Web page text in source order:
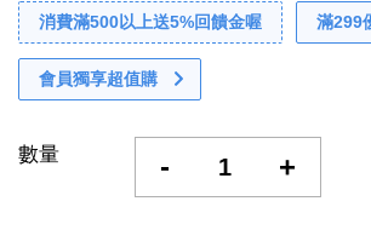
消費滿500以上送5%回饋金喔 滿299
會員獨享超值購
數量 - +